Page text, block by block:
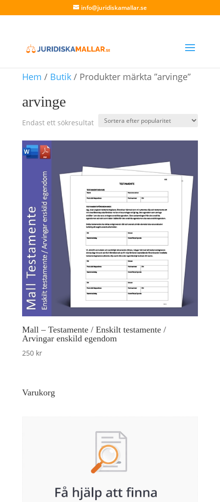
info@juridiskamallar.se
Hem / Butik/ Produkter märkta ”arvinge”
arvinge
Endast ett sökresultat
Mall – Testamente / Enskilt testamente /
Arvingar enskild egendom
250 kr
Varukorg